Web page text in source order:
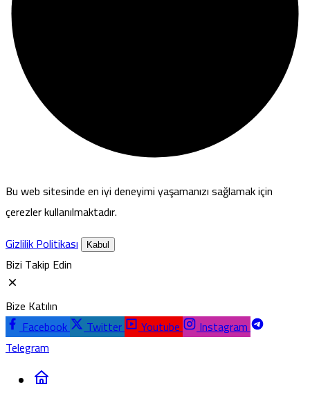
Bu web sitesinde en iyi deneyimi yaşamanızı sağlamak için
çerezler kullanılmaktadır.
Gizlilik Politikası
Kabul
Bizi Takip Edin
Bize Katılın
Facebook
Twitter Youtube
Instagram
Telegram